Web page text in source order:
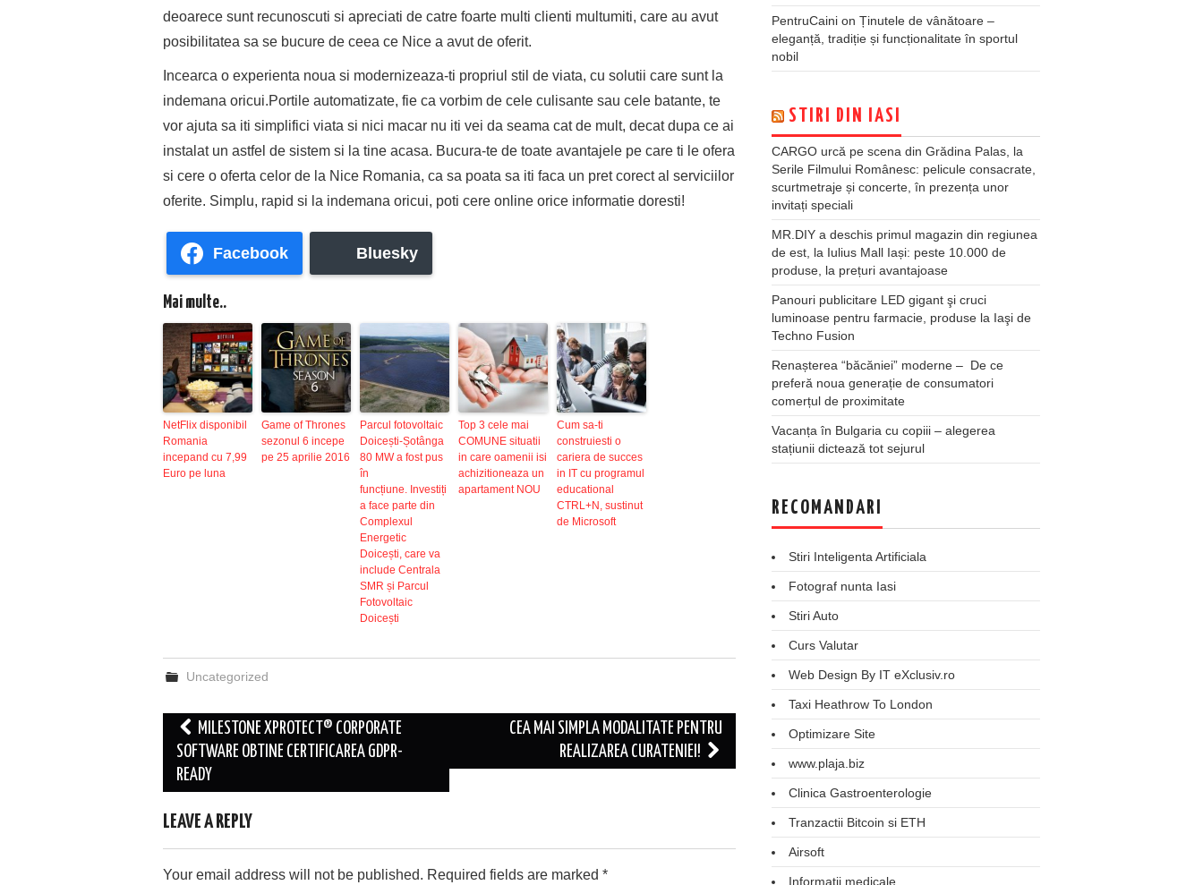
deoarece sunt recunoscuti si apreciati de catre foarte multi clienti multumiti, care au avut
posibilitatea sa se bucure de ceea ce Nice a avut de oferit.
Incearca o experienta noua si modernizeaza-ti propriul stil de viata, cu solutii care sunt la
indemana oricui.Portile automatizate, fie ca vorbim de cele culisante sau cele batante, te
vor ajuta sa iti simplifici viata si nici macar nu iti vei da seama cat de mult, decat dupa ce ai
instalat un astfel de sistem si la tine acasa. Bucura-te de toate avantajele pe care ti le ofera
si cere o oferta celor de la Nice Romania, ca sa poata sa iti faca un pret corect al serviciilor
oferite. Simplu, rapid si la indemana oricui, poti cere online orice informatie doresti!
Facebook Bluesky
Mai multe..
NetFlix disponibil
Romania
incepand cu 7,99
Euro pe luna
Game of Thrones
sezonul 6 incepe
pe 25 aprilie 2016
Parcul fotovoltaic
Doicești-Șotânga
80 MW a fost pus
în
funcțiune. Investiți
a face parte din
Complexul
Energetic
Doicești, care va
include Centrala
SMR și Parcul
Fotovoltaic
Doicești
Top 3 cele mai
COMUNE situatii
in care oamenii isi
achizitioneaza un
apartament NOU
Cum sa-ti
construiesti o
cariera de succes
in IT cu programul
educational
CTRL+N, sustinut
de Microsoft
Uncategorized
Post
navigation
MILESTONE XPROTECT® CORPORATE
SOFTWARE OBTINE CERTIFICAREA GDPR-
READY
CEA MAI SIMPLA MODALITATE PENTRU
REALIZAREA CURATENIEI!
LEAVE A REPLY
Your email address will not be published. Required fields are marked *
PentruCaini on Ținutele de vânătoare –
eleganță, tradiție și funcționalitate în sportul
nobil
STIRI DIN IASI
CARGO urcă pe scena din Grădina Palas, la
Serile Filmului Românesc: pelicule consacrate,
scurtmetraje și concerte, în prezența unor
invitați speciali
MR.DIY a deschis primul magazin din regiunea
de est, la Iulius Mall Iași: peste 10.000 de
produse, la prețuri avantajoase
Panouri publicitare LED gigant şi cruci
luminoase pentru farmacie, produse la Iaşi de
Techno Fusion
Renașterea “băcăniei” moderne – De ce
preferă noua generație de consumatori
comerțul de proximitate
Vacanța în Bulgaria cu copiii – alegerea
stațiunii dictează tot sejurul
RECOMANDARI
Stiri Inteligenta Artificiala
Fotograf nunta Iasi
Stiri Auto
Curs Valutar
Web Design By IT eXclusiv.ro
Taxi Heathrow To London
Optimizare Site
www.plaja.biz
Clinica Gastroenterologie
Tranzactii Bitcoin si ETH
Airsoft
Informatii medicale